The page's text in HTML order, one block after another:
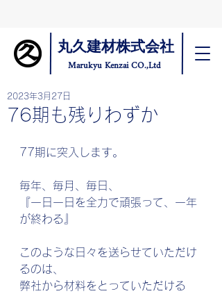
丸久建材株式会社
Marukyu Kenzai CO.,Ltd
76期も残りわずか
2023年3月27日
77期に突入します。
毎年、毎月、毎日、
『一日一日を全力で頑張って、一年
が終わる』
このような日々を送らせていただけ
るのは、
弊社から材料をとっていただける